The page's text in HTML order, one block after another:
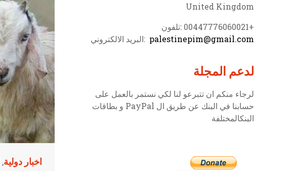
اخبار دولية,
United Kingdom
+00447776060021 :تلفون
palestinepim@gmail.com :البريد الالكتروني
لدعم المجلة
لرجاء منكم ان تتبرعو لنا لكي نستمر بالعمل على
حسابنا في البنك عن طريق ال PayPal و بطاقات
البنكالمختلفة